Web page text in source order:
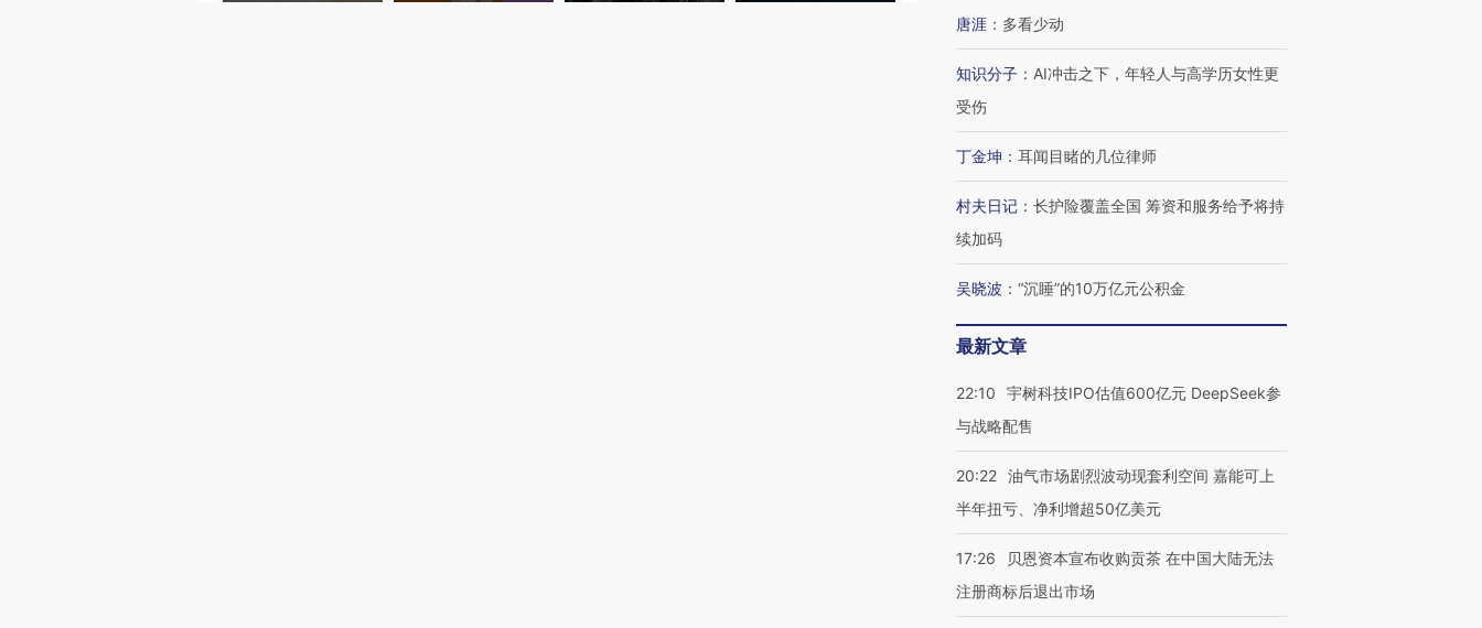
唐涯 ： 多看少动
知识分子 ： AI冲击之下，年轻人与高学历女性更
受伤
丁金坤 ： 耳闻目睹的几位律师
村夫日记 ： 长护险覆盖全国 筹资和服务给予将持
续加码
吴晓波 ： “沉睡”的10万亿元公积金
最新文章
22:10
宇树科技IPO估值600亿元 DeepSeek参
与战略配售
20:22 油气市场剧烈波动现套利空间 嘉能可上
半年扭亏、净利增超50亿美元
17:26
贝恩资本宣布收购贡茶 在中国大陆无法
注册商标后退出市场